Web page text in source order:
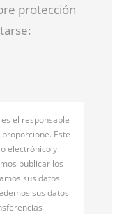
protección
es el responsable
Este
electrónico y
publicar los
sus datos
sus datos